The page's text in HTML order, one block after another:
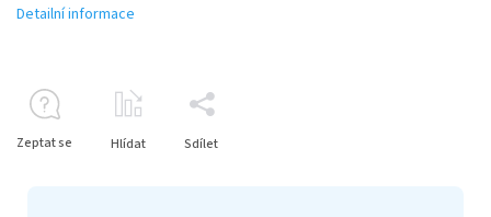
Detailní informace
Zeptat se Hlídat Sdílet